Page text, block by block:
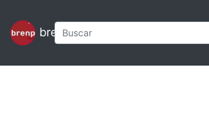
brenp